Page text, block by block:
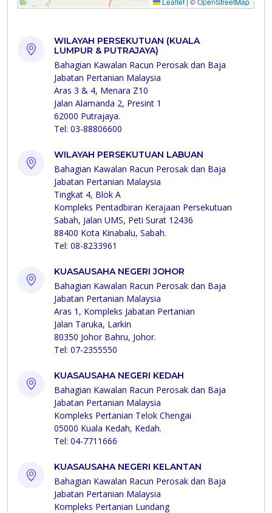
WILAYAH PERSEKUTUAN (KUALA
LUMPUR & PUTRAJAYA)
Bahagian Kawalan Racun Perosak dan Baja
Jabatan Pertanian Malaysia
Aras 3 & 4, Menara Z10
Jalan Alamanda 2, Presint 1
62000 Putrajaya.
Tel: 03-88806600
WILAYAH PERSEKUTUAN LABUAN
Bahagian Kawalan Racun Perosak dan Baja
Jabatan Pertanian Malaysia
Tingkat 4, Blok A
Kompleks Pentadbiran Kerajaan Persekutuan
Sabah, Jalan UMS, Peti Surat 12436
88400 Kota Kinabalu, Sabah.
Tel: 08-8233961
KUASAUSAHA NEGERI JOHOR
Bahagian Kawalan Racun Perosak dan Baja
Jabatan Pertanian Malaysia
Aras 1, Kompleks Jabatan Pertanian
Jalan Taruka, Larkin
80350 Johor Bahru, Johor.
Tel: 07-2355550
KUASAUSAHA NEGERI KEDAH
Bahagian Kawalan Racun Perosak dan Baja
Jabatan Pertanian Malaysia
Kompleks Pertanian Telok Chengai
05000 Kuala Kedah, Kedah.
Tel: 04-7711666
KUASAUSAHA NEGERI KELANTAN
Bahagian Kawalan Racun Perosak dan Baja
Jabatan Pertanian Malaysia
Kompleks Pertanian Lundang